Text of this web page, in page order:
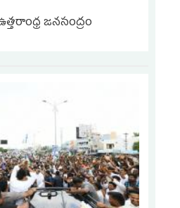
జనసంద్రం